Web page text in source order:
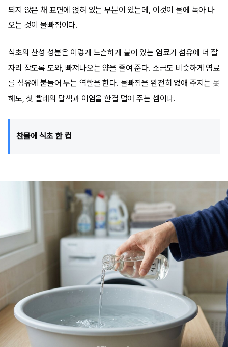
되지 않은 채 표면에 얹혀 있는 부분이 있는데, 이것이 물에 녹아 나
오는 것이 물빠짐이다.
식초의 산성 성분은 이렇게 느슨하게 붙어 있는 염료가 섬유에 더 잘
자리 잡도록 도와, 빠져나오는 양을 줄여 준다. 소금도 비슷하게 염료
를 섬유에 붙들어 두는 역할을 한다. 물빠짐을 완전히 없애 주지는 못
해도, 첫 빨래의 탈색과 이염을 한결 덜어 주는 셈이다.
찬물에 식초 한 컵